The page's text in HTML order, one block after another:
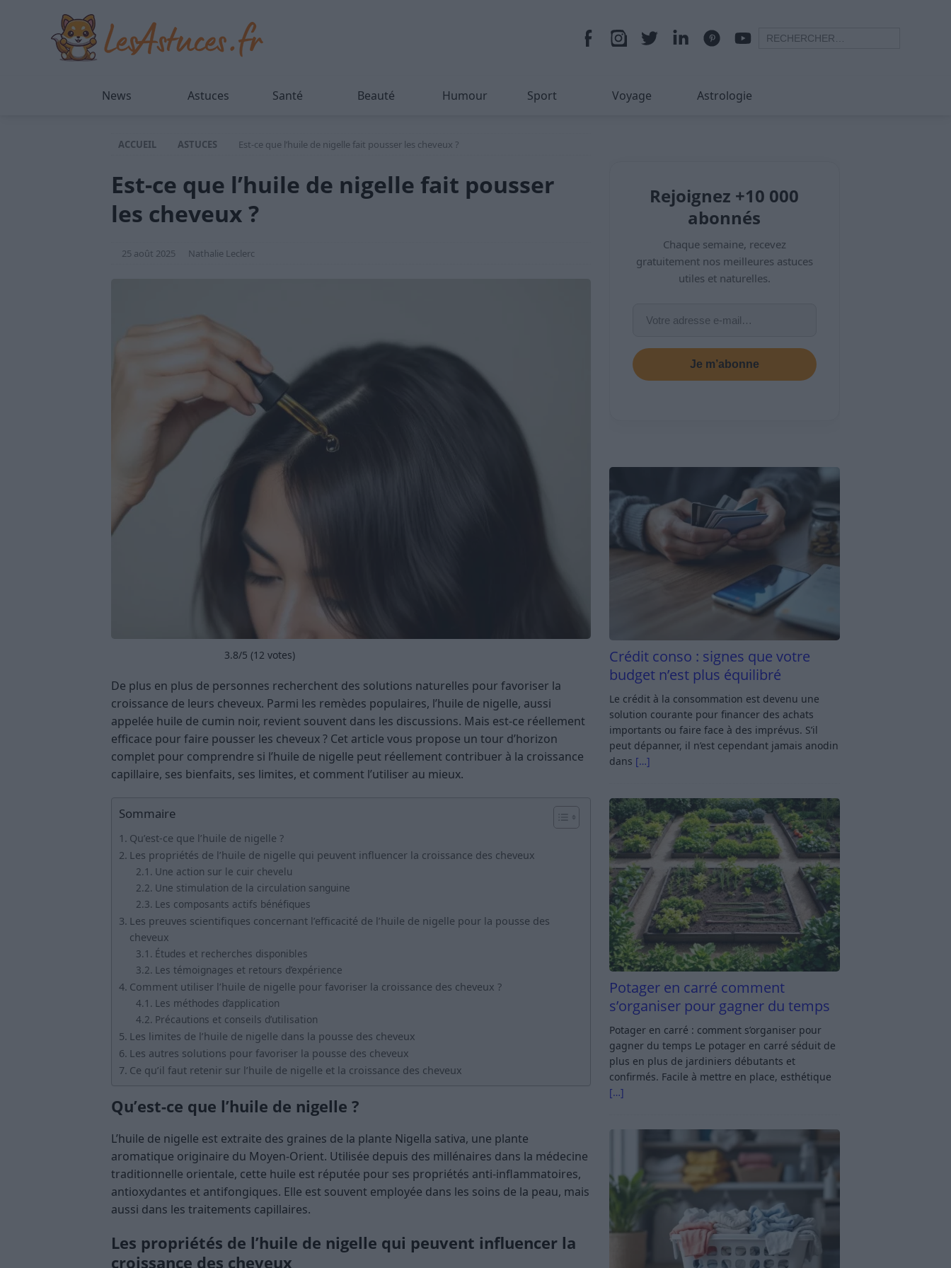
News Astuces Santé Beauté Humour Sport Voyage Astrologie
ACCUEIL ASTUCES Est-ce que l’huile de nigelle fait pousser les cheveux ?
Est-ce que l’huile de nigelle fait pousser
les cheveux ?
25 août 2025 Nathalie Leclerc
3.8/5 (12 votes)
De plus en plus de personnes recherchent des solutions naturelles pour favoriser la
croissance de leurs cheveux. Parmi les remèdes populaires, l’huile de nigelle, aussi
appelée huile de cumin noir, revient souvent dans les discussions. Mais est-ce réellement
efficace pour faire pousser les cheveux ? Cet article vous propose un tour d’horizon
complet pour comprendre si l’huile de nigelle peut réellement contribuer à la croissance
capillaire, ses bienfaits, ses limites, et comment l’utiliser au mieux.
Sommaire
Qu’est-ce que l’huile de nigelle ?
Les propriétés de l’huile de nigelle qui peuvent influencer la croissance des cheveux
Une action sur le cuir chevelu
Une stimulation de la circulation sanguine
Les composants actifs bénéfiques
Les preuves scientifiques concernant l’efficacité de l’huile de nigelle pour la pousse des
cheveux
Études et recherches disponibles
Les témoignages et retours d’expérience
Comment utiliser l’huile de nigelle pour favoriser la croissance des cheveux ?
Les méthodes d’application
Précautions et conseils d’utilisation
Les limites de l’huile de nigelle dans la pousse des cheveux
Les autres solutions pour favoriser la pousse des cheveux
Ce qu’il faut retenir sur l’huile de nigelle et la croissance des cheveux
Qu’est-ce que l’huile de nigelle ?
L’huile de nigelle est extraite des graines de la plante Nigella sativa, une plante
aromatique originaire du Moyen-Orient. Utilisée depuis des millénaires dans la médecine
traditionnelle orientale, cette huile est réputée pour ses propriétés anti-inflammatoires,
antioxydantes et antifongiques. Elle est souvent employée dans les soins de la peau, mais
aussi dans les traitements capillaires.
Les propriétés de l’huile de nigelle qui peuvent influencer la
croissance des cheveux
Rejoignez +10 000
abonnés
Chaque semaine, recevez
gratuitement nos meilleures astuces
utiles et naturelles.
Je m’abonne
Crédit conso : signes que votre
budget n’est plus équilibré
Le crédit à la consommation est devenu une
solution courante pour financer des achats
importants ou faire face à des imprévus. S’il
peut dépanner, il n’est cependant jamais anodin
dans […]
Potager en carré comment
s’organiser pour gagner du temps
Potager en carré : comment s’organiser pour
gagner du temps Le potager en carré séduit de
plus en plus de jardiniers débutants et
confirmés. Facile à mettre en place, esthétique
[…]